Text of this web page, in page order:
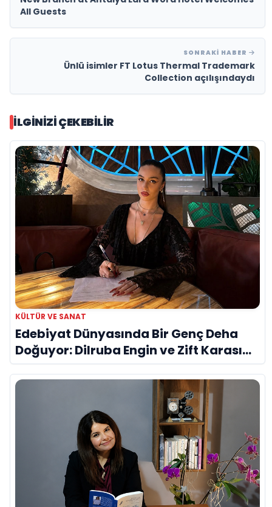
All Guests
SONRAKI HABER
Ünlü isimler FT Lotus Thermal Trademark
Collection açılışındaydı
İLGINIZI ÇEKEBILIR
KÜLTÜR VE SANAT
Edebiyat Dünyasında Bir Genç Deha
Doğuyor: Dilruba Engin ve Zift Karası
Evreni ‘AVENOİR’